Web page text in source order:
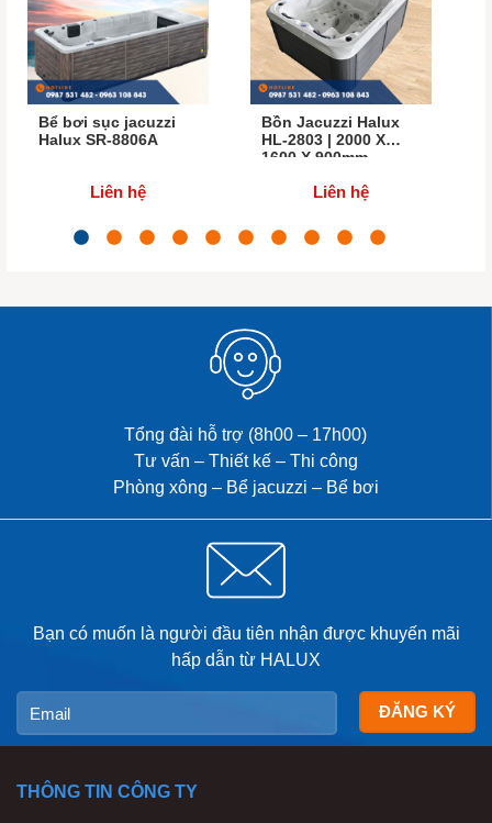
Bể bơi sục jacuzzi
Halux SR-8806A
Liên hệ
Bồn Jacuzzi Halux
HL-2803 | 2000 X
1600 X 900mm
Liên hệ
Tổng đài hỗ trợ (8h00 – 17h00)
Tư vấn – Thiết kế – Thi công
Phòng xông – Bể jacuzzi – Bể bơi
Bạn có muốn là người đầu tiên nhận được khuyến mãi
hấp dẫn từ HALUX
THÔNG TIN CÔNG TY